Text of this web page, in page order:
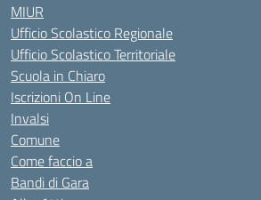
MIUR
Ufficio Scolastico Regionale
Ufficio Scolastico Territoriale
Scuola in Chiaro
Iscrizioni On Line
Invalsi
Comune
Come faccio a
Bandi di Gara